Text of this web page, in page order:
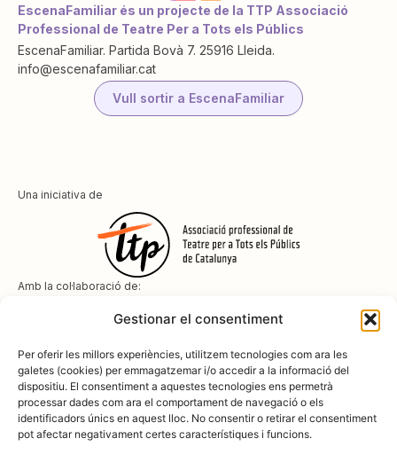
Gestionar el consentiment
Per oferir les millors experiències, utilitzem tecnologies com ara les
galetes (cookies) per emmagatzemar i/o accedir a la informació del
dispositiu. El consentiment a aquestes tecnologies ens permetrà
processar dades com ara el comportament de navegació o els
identificadors únics en aquest lloc. No consentir o retirar el consentiment
pot afectar negativament certes característiques i funcions.
EscenaFamiliar és un projecte de la TTP Associació
Professional de Teatre Per a Tots els Públics
EscenaFamiliar. Partida Bovà 7. 25916 Lleida.
info@escenafamiliar.cat
Vull sortir a EscenaFamiliar
Una iniciativa de
Amb la col·laboració de:
Amb el suport de